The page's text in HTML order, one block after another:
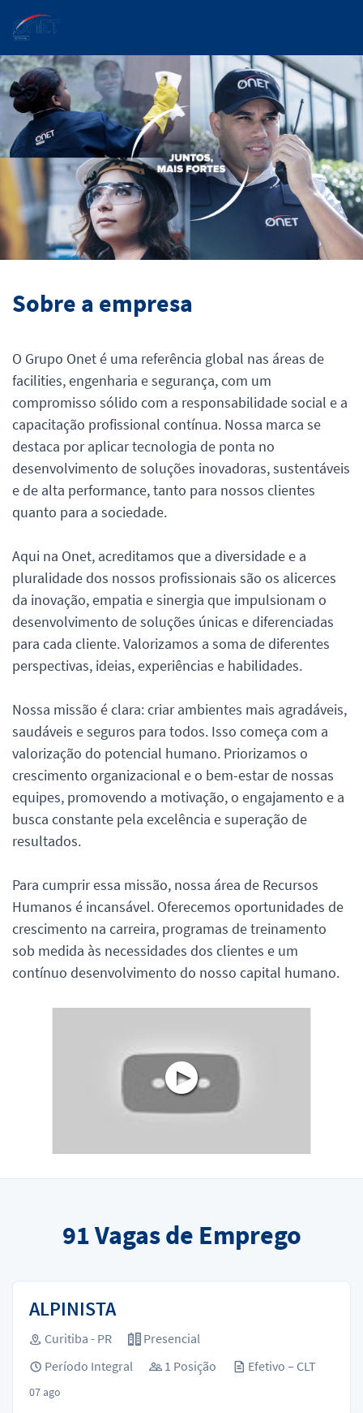
Sobre a empresa
O Grupo Onet é uma referência global nas áreas de
facilities, engenharia e segurança, com um
compromisso sólido com a responsabilidade social e a
capacitação profissional contínua. Nossa marca se
destaca por aplicar tecnologia de ponta no
desenvolvimento de soluções inovadoras, sustentáveis
e de alta performance, tanto para nossos clientes
quanto para a sociedade.
Aqui na Onet, acreditamos que a diversidade e a
pluralidade dos nossos profissionais são os alicerces
da inovação, empatia e sinergia que impulsionam o
desenvolvimento de soluções únicas e diferenciadas
para cada cliente. Valorizamos a soma de diferentes
perspectivas, ideias, experiências e habilidades.
Nossa missão é clara: criar ambientes mais agradáveis,
saudáveis e seguros para todos. Isso começa com a
valorização do potencial humano. Priorizamos o
crescimento organizacional e o bem-estar de nossas
equipes, promovendo a motivação, o engajamento e a
busca constante pela excelência e superação de
resultados.
Para cumprir essa missão, nossa área de Recursos
Humanos é incansável. Oferecemos oportunidades de
crescimento na carreira, programas de treinamento
sob medida às necessidades dos clientes e um
contínuo desenvolvimento do nosso capital humano.
91Vagas de Emprego
ALPINISTA
Curitiba - PR
Presencial
Período Integral
1 Posição Efetivo – CLT
07 ago